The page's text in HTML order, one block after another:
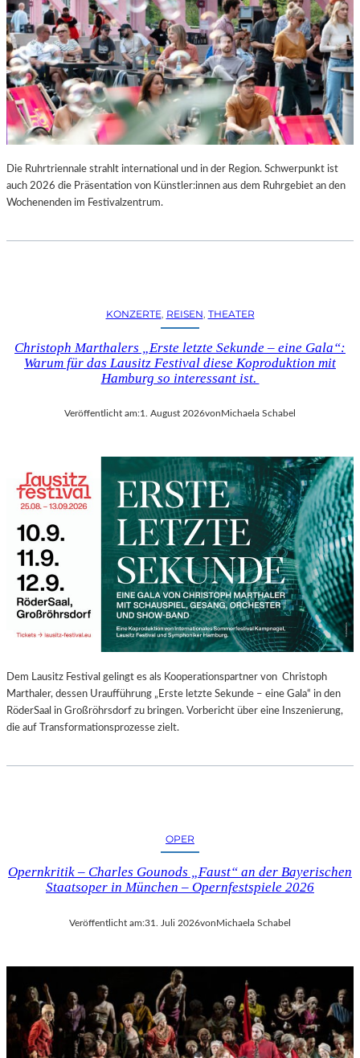
Die Ruhrtriennale strahlt international und in der Region. Schwerpunkt ist
auch 2026 die Präsentation von Künstler:innen aus dem Ruhrgebiet an den
Wochenenden im Festivalzentrum.
KONZERTE, REISEN, THEATER
Christoph Marthalers „Erste letzte Sekunde – eine Gala“:
Warum für das Lausitz Festival diese Koproduktion mit
Hamburg so interessant ist.
Veröffentlicht am:1. August 2026von Michaela Schabel
Dem Lausitz Festival gelingt es als Kooperationspartner von Christoph
Marthaler, dessen Uraufführung „Erste letzte Sekunde – eine Gala“ in den
RöderSaal in Großröhrsdorf zu bringen. Vorbericht über eine Inszenierung,
die auf Transformationsprozesse zielt.
OPER
Opernkritik – Charles Gounods „Faust“ an der Bayerischen
Staatsoper in München – Opernfestspiele 2026
Veröffentlicht am:31. Juli 2026vonMichaela Schabel